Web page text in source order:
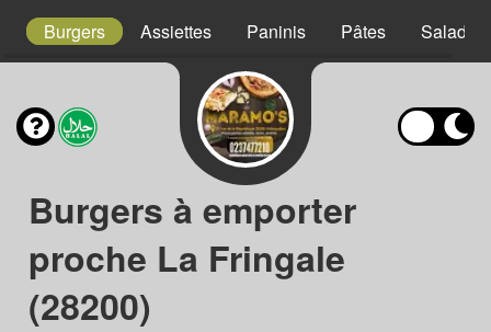
Burgers Assiettes Paninis Pâtes Salades
Burgers à emporter
proche La Fringale
(28200)